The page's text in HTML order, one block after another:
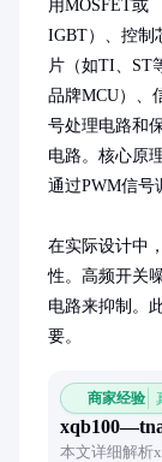
用MOSFET或
IGBT）、控制
片（如TI、ST
品牌MCU）、
号处理电路和
电路。核心原
通过PWM信号
在实际设计中
性。高频开关
电路来抑制。
要。
商家经验
本文详细解析